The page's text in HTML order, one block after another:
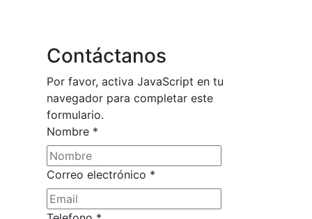
Contáctanos
Por favor, activa JavaScript en tu
navegador para completar este
formulario.
Nombre *
mensaje
electrónico
Nombre
Correo electrónico *